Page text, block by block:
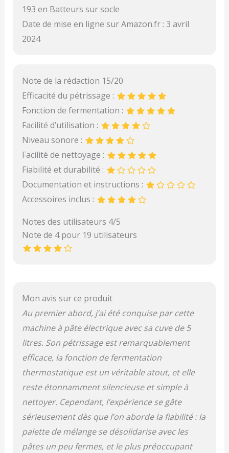
193 en Batteurs sur socle
Date de mise en ligne sur Amazon.fr : 3 avril
2024
Note de la rédaction 15/20
Efficacité du pétrissage :
Fonction de fermentation :
Facilité d’utilisation :
Niveau sonore :
Facilité de nettoyage :
Fiabilité et durabilité :
Documentation et instructions :
Accessoires inclus :
Notes des utilisateurs 4/5
Note de 4 pour 19 utilisateurs
Mon avis sur ce produit
Au premier abord, j’ai été conquise par cette
machine à pâte électrique avec sa cuve de 5
litres. Son pétrissage est remarquablement
efficace, la fonction de fermentation
thermostatique est un véritable atout, et elle
reste étonnamment silencieuse et simple à
nettoyer. Cependant, l’expérience se gâte
sérieusement dès que l’on aborde la fiabilité : la
palette de mélange se désolidarise avec les
pâtes un peu fermes, et le plus préoccupant